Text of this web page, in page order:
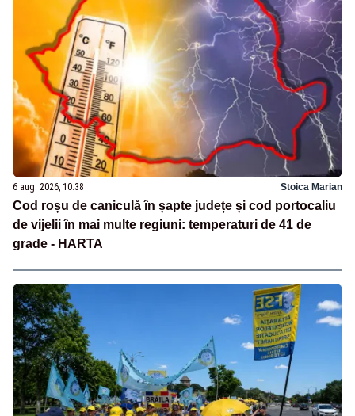
6 aug. 2026, 10:38 Stoica Marian
Cod roșu de caniculă în șapte județe și cod portocaliu
de vijelii în mai multe regiuni: temperaturi de 41 de
grade - HARTA